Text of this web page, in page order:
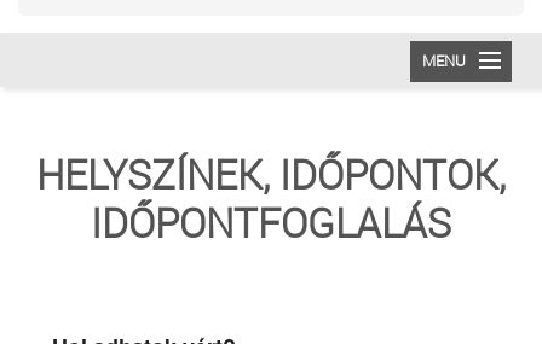
MENU
VÉRADÁS
HELYSZÍNEK, IDŐPONTOK,
IDŐPONTFOGLALÁS